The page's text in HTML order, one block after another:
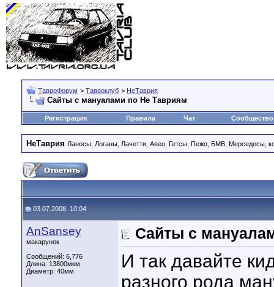
ТавроФорум > Тавроклуб > НеТаврия
Сайты с мануалами по Не Тавриям
Регистрация Правила Чат Сообщество
НеТаврия Ланосы, Логаны, Лачетти, Авео, Гетсы, Пежо, БМВ, Мерседесы,
03.07.2008, 10:04
AnSansey
макарунок
Сообщений: 6,776
Длина: 13800мкм
Диаметр: 40мм
Сайты с
И так давайте
разного рода